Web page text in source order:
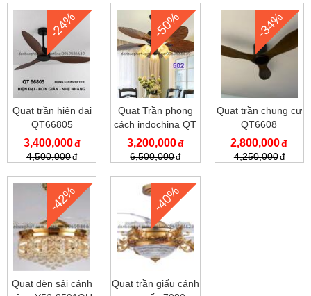
-24%
Quạt trần hiện đại
QT66805
3,400,000
4,500,000
-50%
Quạt Trần phong
cách indochina QT
502A
3,200,000
6,500,000
-34%
Quạt trần chung cư
QT6608
2,800,000
4,250,000
-42%
Quạt đèn sải cánh
-40%
Quạt trần giấu cánh